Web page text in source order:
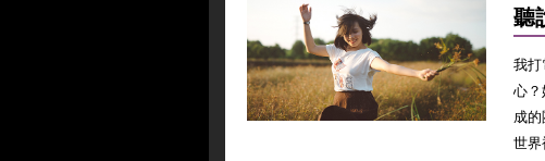
聽
我
心
成
世界